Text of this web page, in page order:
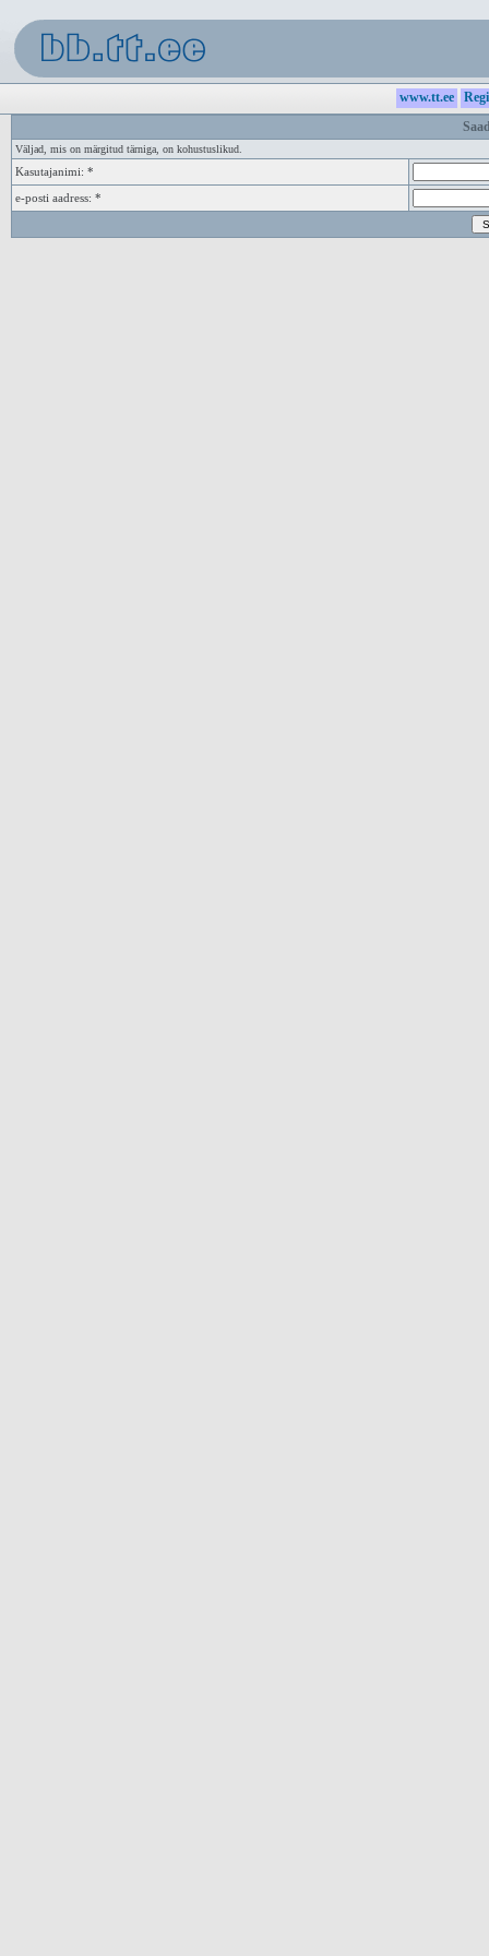
www.tt.ee
Väljad, mis on märgitud tärniga, on kohustuslikud.
Kasutajanimi: *
e-posti aadress: *